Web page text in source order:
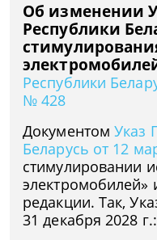
Об изменении
Республики
Республики
№ 428
ДокументомУказ
Беларусь от 12
стимулировании
электромобилей»
редакции. Так,
31 декабря 2028 г.: